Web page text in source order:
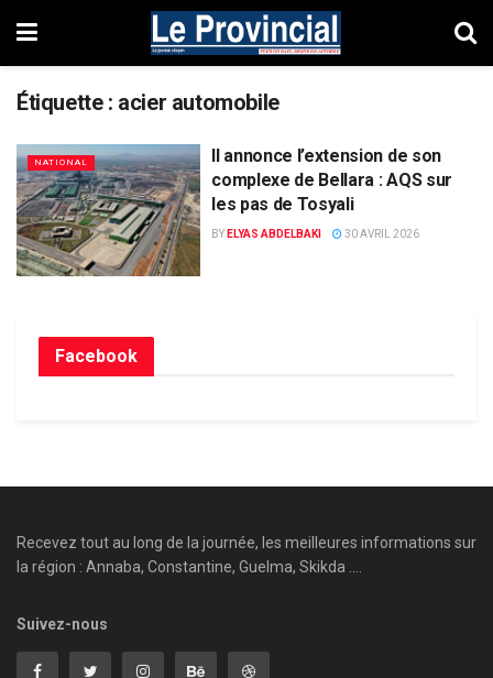
Étiquette : acier automobile
NATIONAL
Il annonce l’extension de son
complexe de Bellara : AQS sur
les pas de Tosyali
BY ELYAS ABDELBAKI 30 AVRIL 2026
Facebook
Recevez tout au long de la journée, les meilleures informations sur
la région : Annaba, Constantine, Guelma, Skikda ....
Suivez-nous